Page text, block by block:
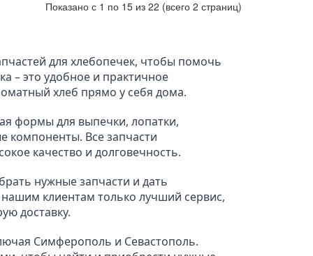
Показано с 1 по 15 из 22 (всего 2 страниц)
для хлебопечек, чтобы помочь
– это удобное и практичное
хлеб прямо у себя дома.
формы для выпечки, лопатки,
компоненты. Все запчасти
качество и долговечность.
нужные запчасти и дать
клиентам только лучший сервис,
доставку.
Симферополь и Севастополь.